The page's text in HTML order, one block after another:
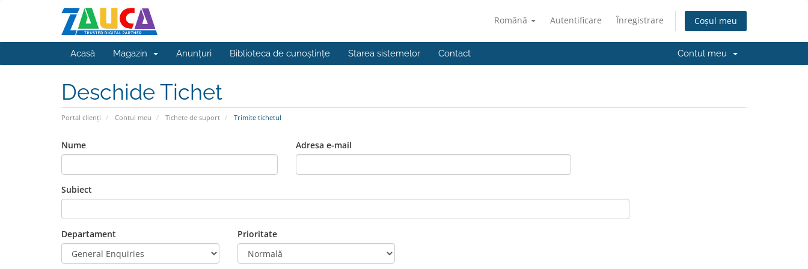
Română Autentificare Înregistrare Coșul meu
Acasă Magazin Anunțuri Biblioteca de cunoștințe Starea sistemelor Contact Contul meu
Deschide Tichet
Portal clienți Contul meu Tichete de suport Trimite tichetul
Nume Adresa e-mail
Subiect
Departament Prioritate